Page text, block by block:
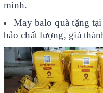
mình.
May balo quà tặng
bảo chất lượng, giá